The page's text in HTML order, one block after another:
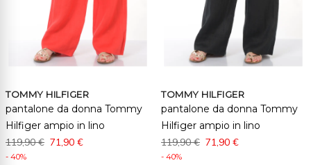
TOMMY HILFIGER
pantalone da donna Tommy
Hilfiger ampio in lino
119,90 € 71,90 €
- 40%
TOMMY HILFIGER
pantalone da donna Tommy
Hilfiger ampio in lino
119,90 € 71,90 €
- 40%